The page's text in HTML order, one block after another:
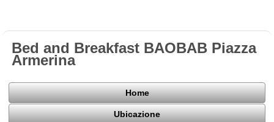
Bed and Breakfast BAOBAB Piazza
Armerina
Home
Ubicazione